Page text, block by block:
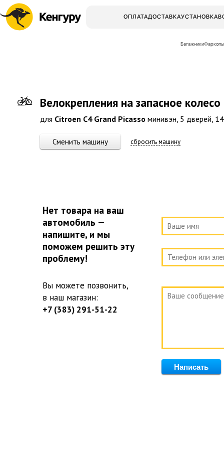
ОПЛАТАДОСТАВКАУСТАНОВКА
БагажникиФаркопы
Велокрепления на запасное колесо
для Citroen C4 Grand Picasso минивэн, 5 дверей,
Сменить машину сбросить машину
Нет товара на ваш
автомобиль —
напишите, и мы
поможем решить эту
проблему!
Вы можете позвонить,
в наш магазин:
+7 (383) 291-51-22